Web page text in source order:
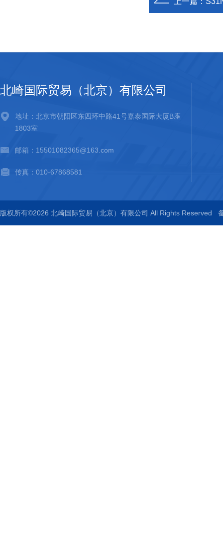
北崎国际贸易（北京）有限公司
地址：北京市朝阳区东四环中路41号嘉泰国际大厦B座
1803室
邮箱：15501082365@163.com
传真：010-67868581
版权所有©2026 北崎国际贸易（北京）有限公司 All Rights Reserved